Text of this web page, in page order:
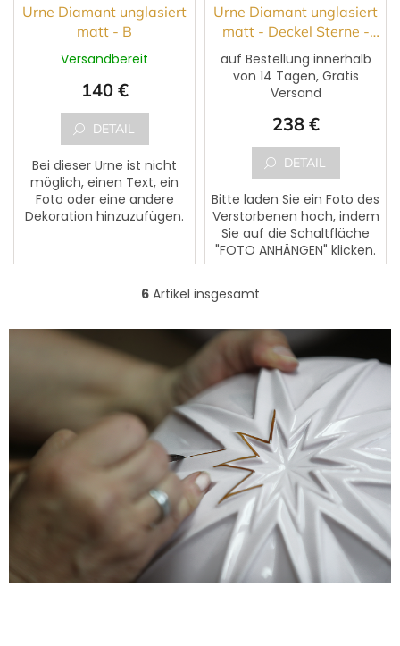
Urne Diamant unglasiert
matt - B
Versandbereit
140 €
DETAIL
Bei dieser Urne ist nicht
möglich, einen Text, ein
Foto oder eine andere
Dekoration hinzuzufügen.
Urne Diamant unglasiert
matt - Deckel Sterne -
Fotografie
auf Bestellung innerhalb
von 14 Tagen, Gratis
Versand
238 €
DETAIL
Bitte laden Sie ein Foto des
Verstorbenen hoch, indem
Sie auf die Schaltfläche
"FOTO ANHÄNGEN" klicken.
Dem Foto kann ein Text
hinzugefügt werden. Bitte...
S
e
u
r
e
l
e
m
e
n
t
e
d
r
L
6Artikel insgesamt